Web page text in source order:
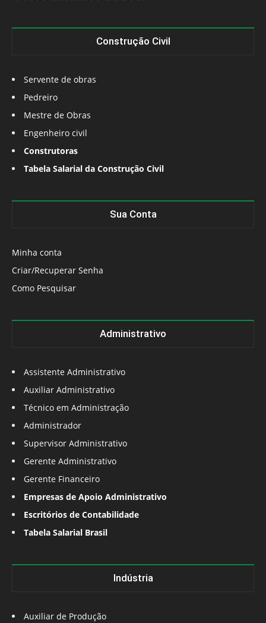
Construção Civil
Servente de obras
Pedreiro
Mestre de Obras
Engenheiro civil
Construtoras
Tabela Salarial da Construção Civil
Sua Conta
Minha conta
Criar/Recuperar Senha
Como Pesquisar
Administrativo
Assistente Administrativo
Auxiliar Administrativo
Técnico em Administração
Administrador
Supervisor Administrativo
Gerente Administrativo
Gerente Financeiro
Empresas de Apoio Administrativo
Escritórios de Contabilidade
Tabela Salarial Brasil
Indústria
Auxiliar de Produção